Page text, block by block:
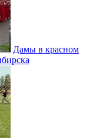
Дамы в красном